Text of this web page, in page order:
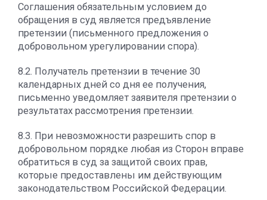
Соглашения обязательным условием до
обращения в суд является предъявление
претензии (письменного предложения о
добровольном урегулировании спора).
8.2. Получатель претензии в течение 30
календарных дней со дня ее получения,
письменно уведомляет заявителя претензии о
результатах рассмотрения претензии.
8.3. При невозможности разрешить спор в
добровольном порядке любая из Сторон вправе
обратиться в суд за защитой своих прав,
которые предоставлены им действующим
законодательством Российской Федерации.